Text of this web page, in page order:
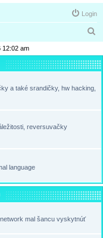
Login
a
r
12:02 am
a také srandičky, hw hacking,
reversuvačky
language
mal šancu vyskytnúť